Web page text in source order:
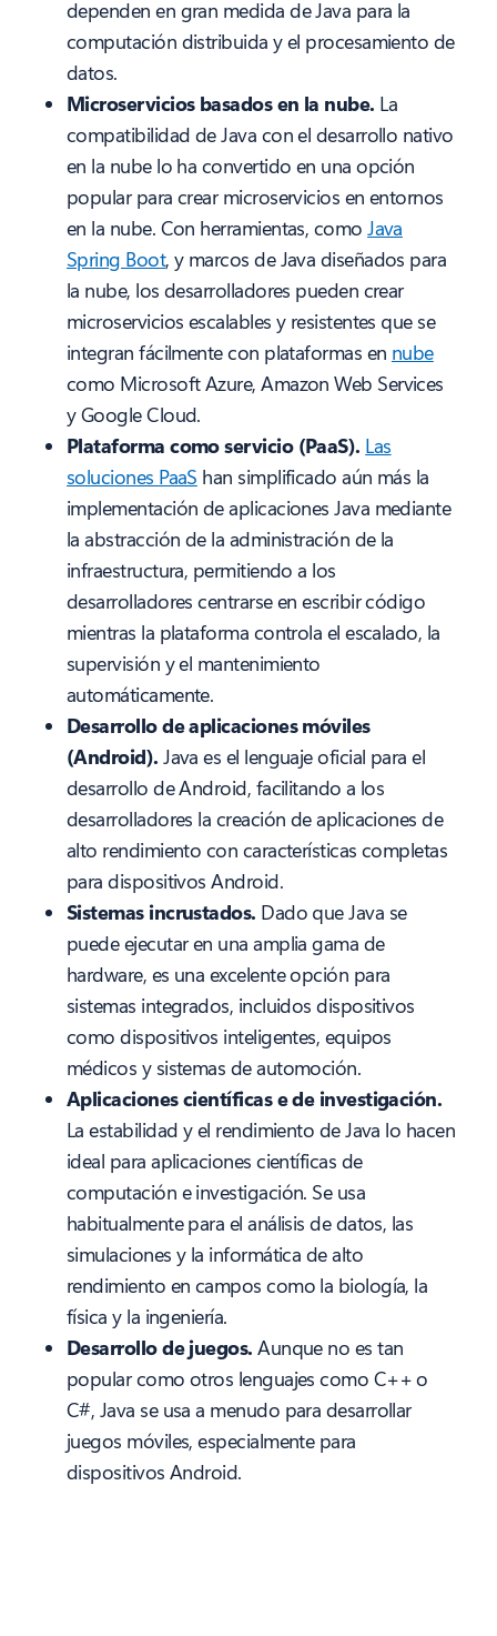
dependen en gran medida de Java para la
computación distribuida y el procesamiento de
datos.
Microservicios basados en la nube. La
compatibilidad de Java con el desarrollo nativo
en la nube lo ha convertido en una opción
popular para crear microservicios en entornos
en la nube. Con herramientas, comoJava
Spring Boot, y marcos de Java diseñados para
la nube, los desarrolladores pueden crear
microservicios escalables y resistentes que se
integran fácilmente con plataformas en nube
como Microsoft Azure, Amazon Web Services
y Google Cloud.
Plataforma como servicio (PaaS). Las
soluciones PaaS han simplificado aún más la
implementación de aplicaciones Java mediante
la abstracción de la administración de la
infraestructura, permitiendo a los
desarrolladores centrarse en escribir código
mientras la plataforma controla el escalado, la
supervisión y el mantenimiento
automáticamente.
Desarrollo de aplicaciones móviles
(Android). Java es el lenguaje oficial para el
desarrollo de Android, facilitando a los
desarrolladores la creación de aplicaciones de
alto rendimiento con características completas
para dispositivos Android.
Sistemas incrustados. Dado que Java se
puede ejecutar en una amplia gama de
hardware, es una excelente opción para
sistemas integrados, incluidos dispositivos
como dispositivos inteligentes, equipos
médicos y sistemas de automoción.
Aplicaciones científicas e de investigación.
La estabilidad y el rendimiento de Java lo hacen
ideal para aplicaciones científicas de
computación e investigación. Se usa
habitualmente para el análisis de datos, las
simulaciones y la informática de alto
rendimiento en campos como la biología, la
física y la ingeniería.
Desarrollo de juegos. Aunque no es tan
popular como otros lenguajes como C++ o
C#, Java se usa a menudo para desarrollar
juegos móviles, especialmente para
dispositivos Android.